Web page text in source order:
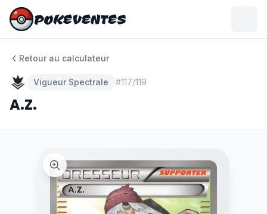
POKEVENTES
POKEVENTES
Retour au calculateur
Vigueur Spectrale #117/119
A.Z.